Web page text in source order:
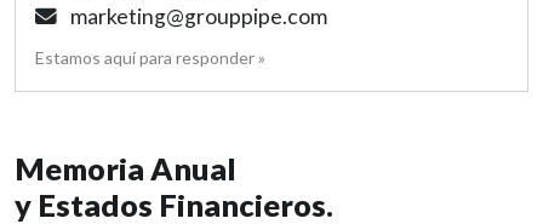
marketing@grouppipe.com
Estamos aquí para responder »
Memoria Anual
y Estados Financieros.